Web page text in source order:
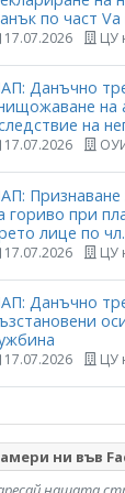
по част
17.07.2026 ЦУ
Данъчно
на
на
17.07.2026
Признаване
гориво при
лице по
17.07.2026 ЦУ
Данъчно
17.07.2026 ЦУ
ни във